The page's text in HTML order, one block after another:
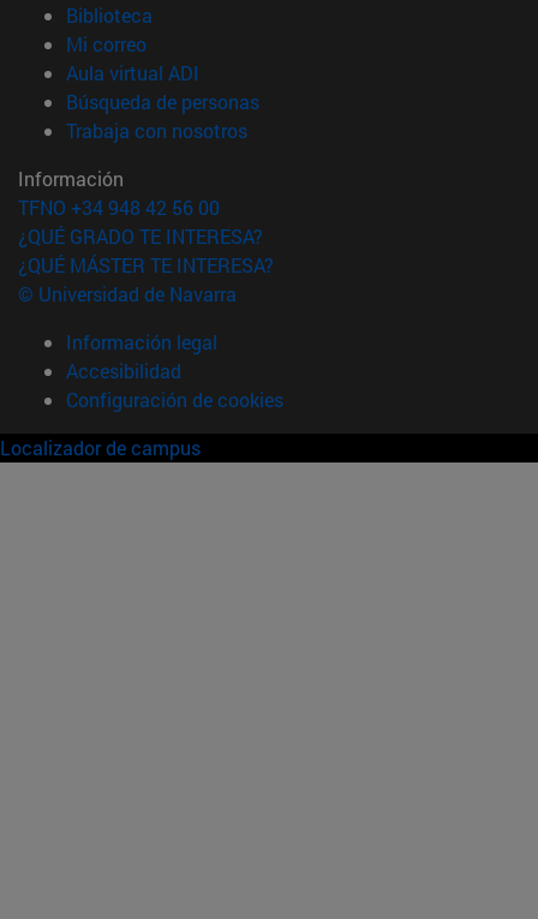
Biblioteca
Mi correo(abre en nueva ventana)
Aula virtual ADI
Búsqueda de personas(abre en nueva ventana)
Trabaja con nosotros(abre en nueva ventana)
Información
TFNO +34 948 42 56 00
¿QUÉ GRADO TE INTERESA?
¿QUÉ MÁSTER TE INTERESA?
© Universidad de Navarra
Información legal
Accesibilidad
Configuración de cookies
Localizador de campus